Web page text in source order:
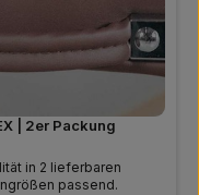
| 2er Packung
in 2 lieferbaren
passend.